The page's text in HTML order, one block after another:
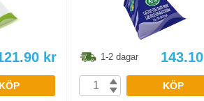
kr
KÖP
1-2 dagar 143.10
KÖP